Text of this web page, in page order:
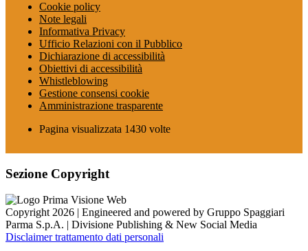
Cookie policy
Note legali
Informativa Privacy
Ufficio Relazioni con il Pubblico
Dichiarazione di accessibilità
Obiettivi di accessibilità
Whistleblowing
Gestione consensi cookie
Amministrazione trasparente
Pagina visualizzata 1430 volte
Sezione Copyright
Copyright 2026 | Engineered and powered by Gruppo Spaggiari
Parma S.p.A. | Divisione Publishing & New Social Media
Disclaimer trattamento dati personali